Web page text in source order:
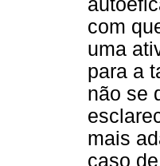
com
uma
para a
não se
mais
caso